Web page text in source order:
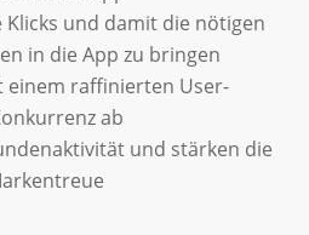
Klicks und damit die nötigen
in die App zu bringen
einem raffinierten User-
ab
und stärken die